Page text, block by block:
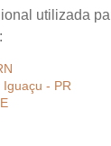
utilizada
Iguaçu - PR